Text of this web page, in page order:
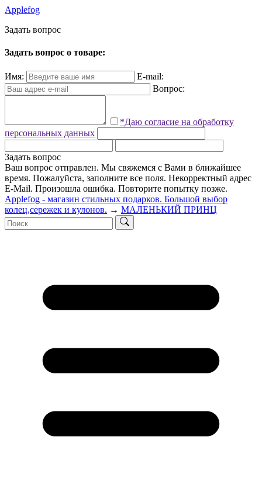
Applefog
Задать вопрос
Задать вопрос о товаре:
Имя:
E-mail:
Вопрос:
*Даю согласие на обработку
персональных данных
Задать вопрос
Ваш вопрос отправлен. Мы свяжемся с Вами в ближайшее
время. Пожалуйста, заполните все поля. Некорректный адрес
E-Mail. Произошла ошибка. Повторите попытку позже.
Applefog - магазин стильных подарков. Большой выбор
колец,сережек и кулонов. → МАЛЕНЬКИЙ ПРИНЦ